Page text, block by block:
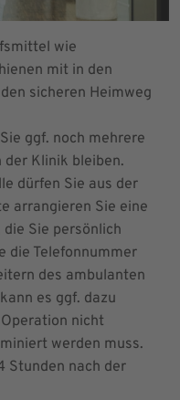
wie
mit in den
sicheren Heimweg
ggf. noch mehrere
der Klinik bleiben.
dürfen Sie aus der
arrangieren Sie eine
Sie persönlich
die Telefonnummer
des ambulanten
es ggf. dazu
nicht
werden muss.
Stunden nach der